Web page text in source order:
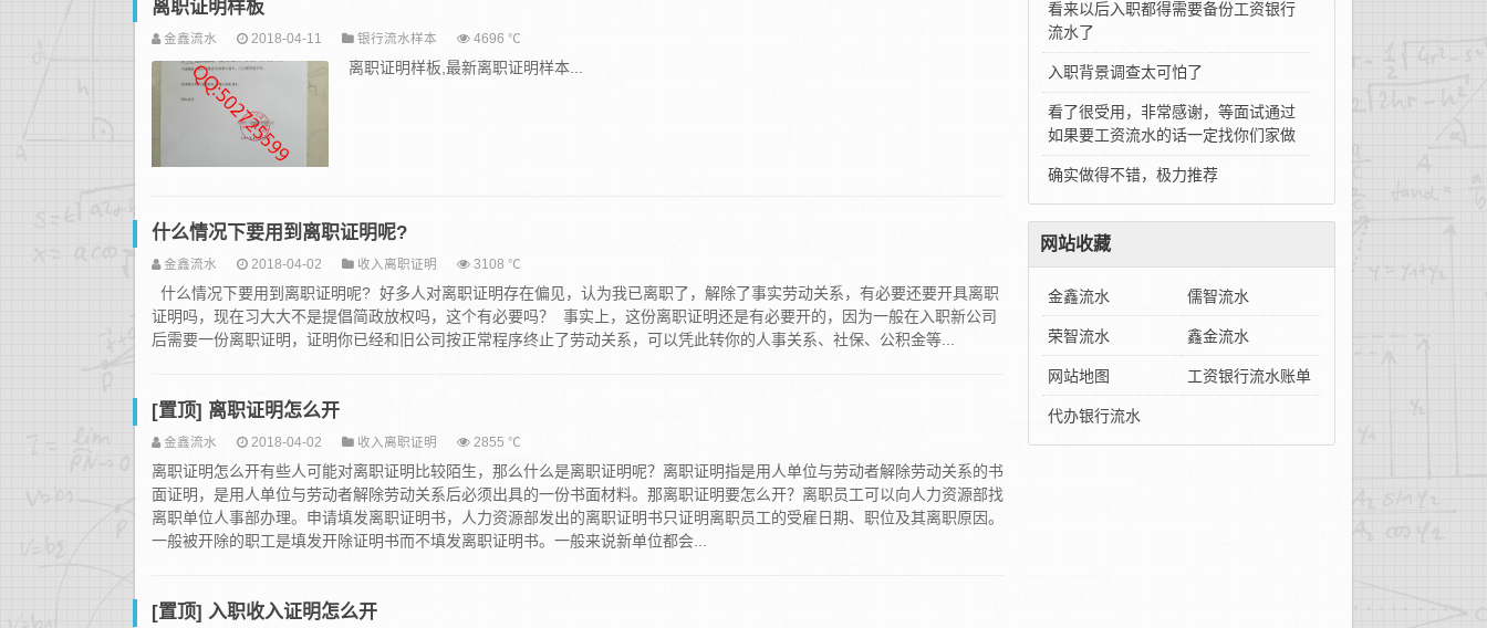
离职证明样板
金鑫流水 2018-04-11 银行流水样本 4696 ℃
离职证明样板,最新离职证明样本...
什么情况下要用到离职证明呢?
金鑫流水 2018-04-02 收入离职证明 3108 ℃
什么情况下要用到离职证明呢? 好多人对离职证明存在偏见，认为我已离职了，解除了事实劳动关系，有必要还要开具离职
证明吗，现在习大大不是提倡简政放权吗，这个有必要吗？ 事实上，这份离职证明还是有必要开的，因为一般在入职新公司
后需要一份离职证明，证明你已经和旧公司按正常程序终止了劳动关系，可以凭此转你的人事关系、社保、公积金等...
[置顶] 离职证明怎么开
金鑫流水 2018-04-02 收入离职证明 2855 ℃
离职证明怎么开有些人可能对离职证明比较陌生，那么什么是离职证明呢？离职证明指是用人单位与劳动者解除劳动关系的书
面证明，是用人单位与劳动者解除劳动关系后必须出具的一份书面材料。那离职证明要怎么开？离职员工可以向人力资源部找
离职单位人事部办理。申请填发离职证明书，人力资源部发出的离职证明书只证明离职员工的受雇日期、职位及其离职原因。
一般被开除的职工是填发开除证明书而不填发离职证明书。一般来说新单位都会...
[置顶] 入职收入证明怎么开
看来以后入职都得需要备份工资银行
流水了
入职背景调查太可怕了
看了很受用，非常感谢，等面试通过
如果要工资流水的话一定找你们家做
确实做得不错，极力推荐
网站收藏
金鑫流水 儒智流水
荣智流水 鑫金流水
网站地图 工资银行流水账单
代办银行流水